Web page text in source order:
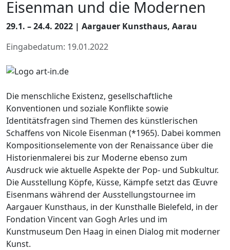
Eisenman und die Modernen
29.1. – 24.4. 2022 | Aargauer Kunsthaus, Aarau
Eingabedatum: 19.01.2022
Die menschliche Existenz, gesellschaftliche
Konventionen und soziale Konflikte sowie
Identitätsfragen sind Themen des künstlerischen
Schaffens von Nicole Eisenman (*1965). Dabei kommen
Kompositionselemente von der Renaissance über die
Historienmalerei bis zur Moderne ebenso zum
Ausdruck wie aktuelle Aspekte der Pop- und Subkultur.
Die Ausstellung Köpfe, Küsse, Kämpfe setzt das Œuvre
Eisenmans während der Ausstellungstournee im
Aargauer Kunsthaus, in der Kunsthalle Bielefeld, in der
Fondation Vincent van Gogh Arles und im
Kunstmuseum Den Haag in einen Dialog mit moderner
Kunst.